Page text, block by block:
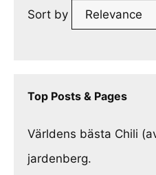
Sort by
Top Posts & Pages
Världens bästa Chili
jardenberg.